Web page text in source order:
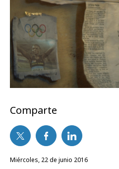
Comparte
miércoles, 22 de junio 2016